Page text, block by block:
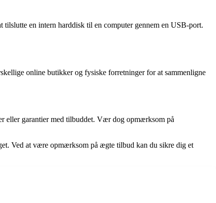
en intern harddisk til en computer gennem en USB-port.
online butikker og fysiske forretninger for at sammenligne
eller garantier med tilbuddet. Vær dog opmærksom på
Ved at være opmærksom på ægte tilbud kan du sikre dig et